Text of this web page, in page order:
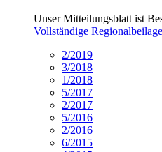
Unser Mitteilungsblatt ist
Vollständige
2/2019
3/2018
1/2018
5/2017
2/2017
5/2016
2/2016
6/2015